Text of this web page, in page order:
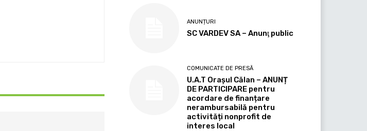
ANUNȚURI
SC VARDEV SA – Anunţ public
COMUNICATE DE PRESĂ
U.A.T Orașul Călan – ANUNȚ
DE PARTICIPARE pentru
acordare de finanțare
nerambursabilă pentru
activități nonprofit de
interes local